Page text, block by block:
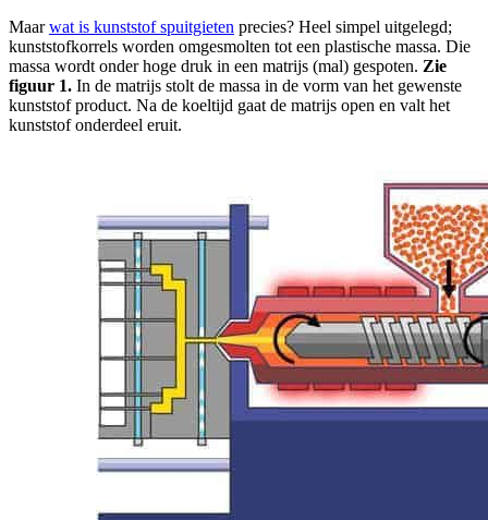
Maarwat is kunststof spuitgieten precies? Heel simpel uitgelegd;
kunststofkorrels worden omgesmolten tot een plastische massa. Die
massa wordt onder hoge druk in een matrijs (mal) gespoten. Zie
figuur 1. In de matrijs stolt de massa in de vorm van het gewenste
kunststof product. Na de koeltijd gaat de matrijs open en valt het
kunststof onderdeel eruit.